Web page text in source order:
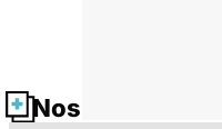
Nos fiches santé